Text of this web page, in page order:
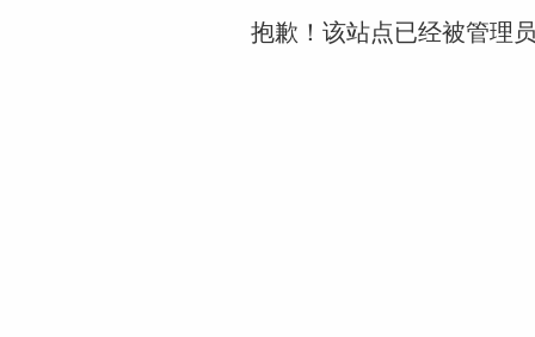
抱歉！该站点已经被管理